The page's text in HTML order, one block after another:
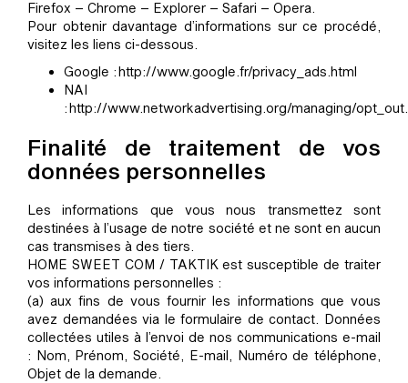
Firefox – Chrome – Explorer – Safari – Opera.
Pour obtenir davantage d’informations sur ce procédé,
visitez les liens ci-dessous.
Google :http://www.google.fr/privacy_ads.html
NAI
:http://www.networkadvertising.org/managing/
Finalité de traitement de vos
données personnelles
Les informations que vous nous transmettez sont
destinées à l’usage de notre société et ne sont en aucun
cas transmises à des tiers.
HOME SWEET COM / TAKTIK est susceptible de traiter
vos informations personnelles :
(a) aux fins de vous fournir les informations que vous
avez demandées via le formulaire de contact. Données
collectées utiles à l’envoi de nos communications e-mail
: Nom, Prénom, Société, E-mail, Numéro de téléphone,
Objet de la demande.